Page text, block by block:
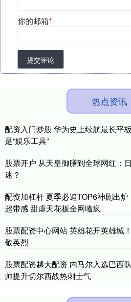
你的邮箱*
提交评论
热点资讯
配资入门炒股 华为史上续航最长平
是“娱乐工具”
股票开户 从天皇御膳到全球网红：
迷？
配资加杠杆 夏季必追TOP6神剧出
超带感 甜虐天花板全网嗑疯
股票配资中心网站 英雄花开英雄城
敬英烈
股票配资越大配资 内马尔入选巴西
帅提升切尔西战热刺士气